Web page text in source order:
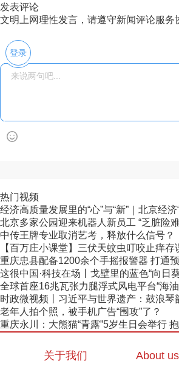
发表评论
文明上网理性发言，请遵守新闻评论服务
登录
热门视频
经济高质量发展里的“心”与“新”｜北京经济
北京多家公园迎来机器人新员工 “乏脏险
中传王牌专业取消艺考，释放什么信号？
【百万庄小课堂】三伏天蚊虫叮咬止痒存
重庆忠县配备1200余个手摇报警器 打通
这很中国·科技在场丨戈壁里的蓝色“向日
全球首座16兆瓦张力腿浮式风电平台“海
时政微视频丨习近平与世界遗产：鼓浪琴
老年人拍个照，被手机广告“围攻”了？
重庆永川：大熊猫“青露”5岁生日会举行
关于我们 About us